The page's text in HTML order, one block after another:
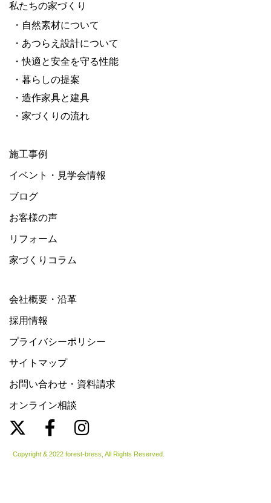
私たちの家づくり
・自然素材について
・あつらえ設計について
・快適と安全を守る性能
・暮らしの提案
・造作家具と建具
・家づくりの流れ
施工事例
イベント・見学会情報
ブログ
お客様の声
リフォーム
家づくりコラム
会社概要・沿革
採用情報
プライバシーポリシー
サイトマップ
お問い合わせ・資料請求
オンライン相談
Copyright & 2022 forest-bress, All Rights Reserved.